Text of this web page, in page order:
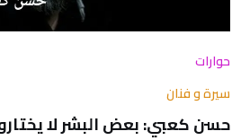
حوارات
سيرة و فنان
حسن كعبي: بعض البشر لا